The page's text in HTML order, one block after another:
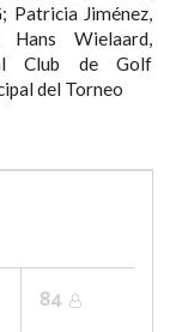
Patricia Jiménez,
Hans Wielaard,
Club de Golf
del Torneo
84